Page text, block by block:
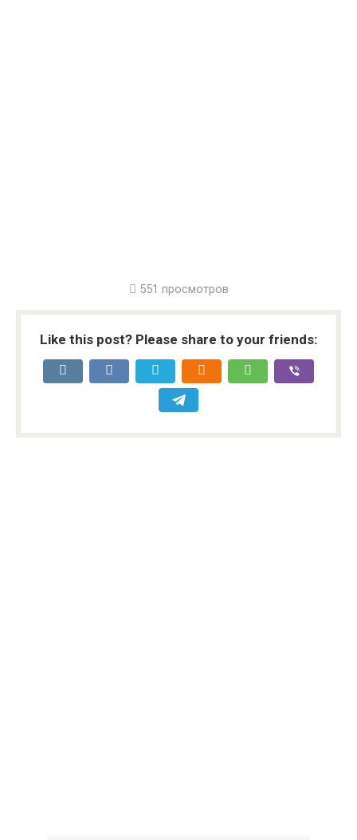
551 просмотров
Like this post? Please share to your friends: